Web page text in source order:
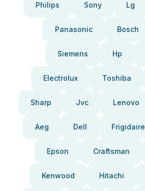
Philips Sony Lg
Panasonic Bosch
Siemens Hp
Electrolux Toshiba
Sharp Jvc Lenovo
Aeg Dell Frigidaire
Epson Craftsman
Kenwood Hitachi